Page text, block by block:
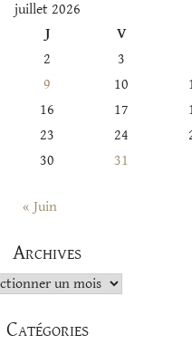
juillet 2026
J
V
2
3
9 10
16 17
23 24
30 31
« Juin
Archives
Catégories